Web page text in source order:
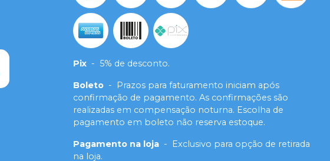
Pix - 5% de desconto.
Boleto -
Prazos para faturamento iniciam após
confirmação de pagamento. As confirmações são
realizadas em compensação noturna. Escolha de
pagamento em boleto não reserva estoque.
Pagamento na loja -
Exclusivo para opção de retirada
na loja.